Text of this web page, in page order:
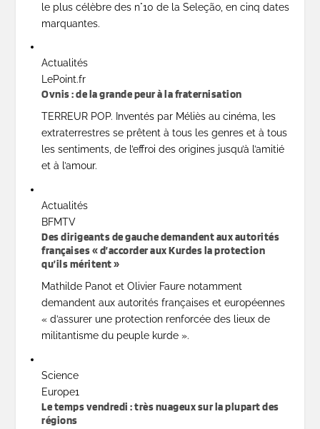
le plus célèbre des n°10 de la Seleção, en cinq dates
marquantes.
Actualités
LePoint.fr
Ovnis : de la grande peur à la fraternisation
TERREUR POP. Inventés par Méliès au cinéma, les
extraterrestres se prêtent à tous les genres et à tous
les sentiments, de l’effroi des origines jusqu’à l’amitié
et à l’amour.
Actualités
BFMTV
Des dirigeants de gauche demandent aux autorités
françaises « d’accorder aux Kurdes la protection
qu’ils méritent »
Mathilde Panot et Olivier Faure notamment
demandent aux autorités françaises et européennes
« d’assurer une protection renforcée des lieux de
militantisme du peuple kurde ».
Science
Europe1
Le temps vendredi : très nuageux sur la plupart des
régions